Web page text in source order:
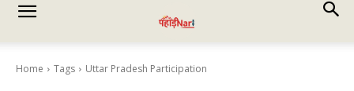
Home Tags Uttar Pradesh Participation